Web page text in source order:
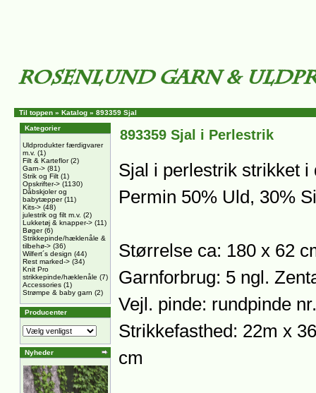
Til toppen » Katalog » 893359 Sjal
Kategorier
Uldprodukter færdigvarer
m.v. (1)
Filt & Karteflor(2)
Garn-> (81)
Strik og Filt (1)
Opskrifter-> (1130)
Dåbskjoler og
babytæpper(11)
Kits-> (48)
julestrik og filt m.v. (2)
Lukketøj & knapper-> (11)
Bøger(6)
Strikkepinde/hæklenåle &
tilbehø-> (36)
Wilfert´s design (44)
Rest marked-> (34)
Knit Pro
strikkepinde/hæklenåle (7)
Accessories (1)
Strømpe & baby garn (2)
Producenter
Nyheder
893359 Sjal i Perlestrik
Sjal i perlestrik strikket
Permin 50% Uld, 30%
Størrelse ca: 180 x 62
Garnforbrug: 5 ngl.
Vejl. pinde: rundpinde
Strikkefasthed: 22m x
cm